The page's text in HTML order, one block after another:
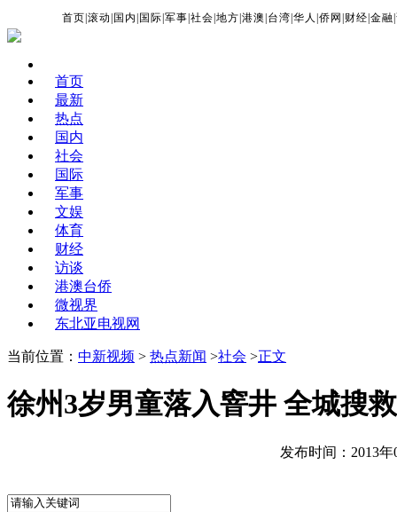
首页 |滚动 国内 国际 |军事 |社会 |地方 |港澳 台湾 |华人 |侨网 财经 |金融 |
首页
最新
热点
国内
社会
国际
军事
文娱
体育
财经
访谈
港澳台侨
微视界
东北亚电视网
当前位置： 中新视频 > 热点新闻 >社会 >正文
徐州3岁男童落入窨井 全城搜
发布时间：2013年